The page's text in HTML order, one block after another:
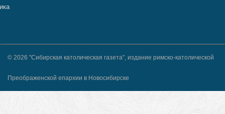
© 2026 "Сибирская католическая газета", издание римско-католической
Преображенской епархии в Новосибирске